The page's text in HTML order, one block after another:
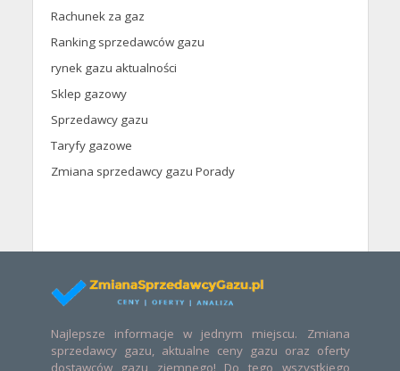
Rachunek za gaz
Ranking sprzedawców gazu
rynek gazu aktualności
Sklep gazowy
Sprzedawcy gazu
Taryfy gazowe
Zmiana sprzedawcy gazu Porady
Najlepsze informacje w jednym miejscu. Zmiana
sprzedawcy gazu, aktualne ceny gazu oraz oferty
dostawców gazu ziemnego! Do tego wszystkiego